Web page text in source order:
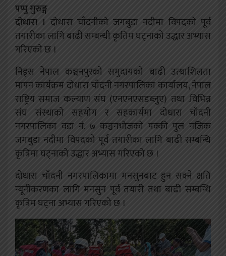
पप्पु गुरुङ्ग
दोधारा । दोधारा चाँदनीको जगबुडा नदीमा विपदको पूर्व
तयारीका लागि बाढी सम्बन्धी कृतिम घट्नाको उद्धार अभ्यास
गरिएको छ ।
निड्स नेपाल कञ्चनपुरको समुदायको बाढी उत्थाशिलता
मापन कार्यक्रम दोधारा चाँदनी नगरपालिका कार्यालय, नेपाल
राष्ट्रिय समाज कल्याण संघ (एनएनएसडब्लुए) तथा .विभिन्न
संघ संस्थाको सहयोग र सहकार्यमा दोधारा चाँदनी
नगरपालिका वडा नं. ७ कञ्चनभोजको पक्की पुल नजिक
जगबुडा नदीमा विपदको पूर्व तयारीका लागि बाढी सम्बन्धि
कृत्रिमा घट्नाको उद्धार अभ्यास गरिएको छ ।
दोधारा चाँदनी नगरपालिकामा मनसुनबाट हुन सक्ने क्षति
न्यूनीकरणका लागि मनसुन पूर्व तयारी तथा बाढी सम्बन्धि
कृत्रिम घट्ना अभ्यास गरिएको छ ।